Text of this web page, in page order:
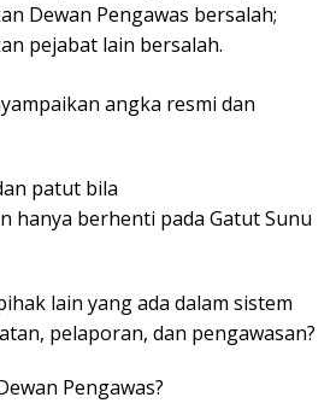
Dewan Pengawas bersalah;
pejabat lain bersalah.
angka resmi dan
patut bila
hanya berhenti pada Gatut Sunu
lain yang ada dalam sistem
pelaporan, dan pengawasan?
Pengawas?